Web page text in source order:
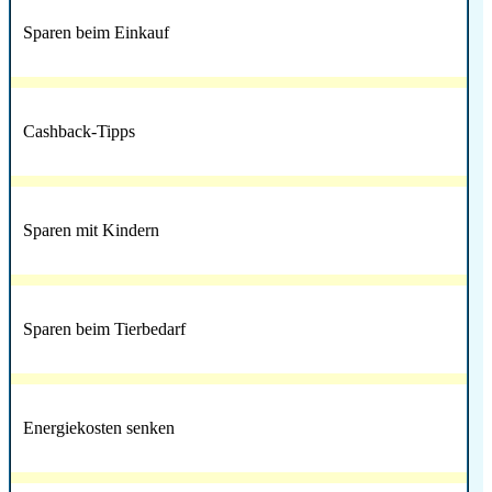
Sparen beim Einkauf
Cashback-Tipps
Sparen mit Kindern
Sparen beim Tierbedarf
Energiekosten senken